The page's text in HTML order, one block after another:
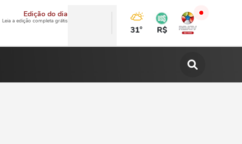
Edição do dia
Leia a edição completa grátis
31° R$